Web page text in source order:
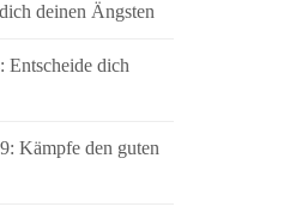
deinen Ängsten
Entscheide dich
Kämpfe den guten